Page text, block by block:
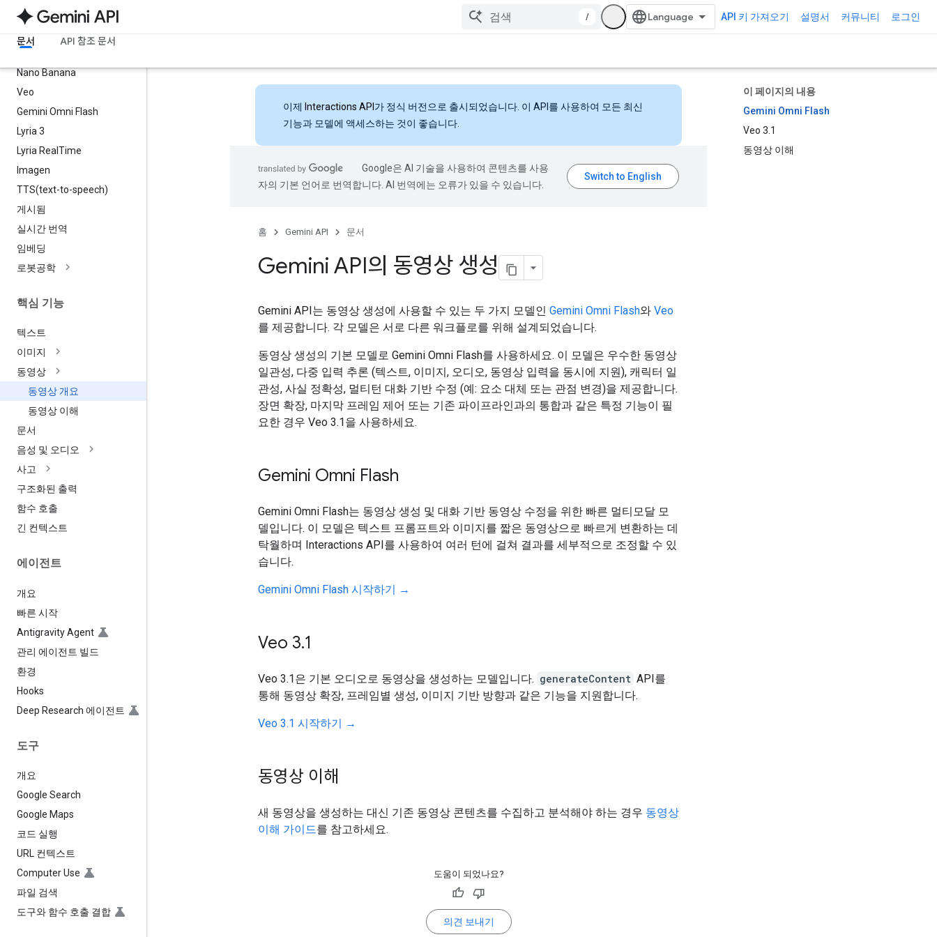
/ API 키 가져오기 설명서 커뮤니티 로그인
문서 API 참조 문서
Nano Banana
Veo
Gemini Omni Flash
Lyria 3
Lyria Real Time
Imagen
TTS(text-to-speech)
게시됨
실시간 번역
임베딩
로봇공학
핵심 기능
텍스트
이미지
동영상
동영상 개요
동영상 이해
문서
음성 및 오디오
사고
구조화된 출력
함수 호출
긴 컨텍스트
에이전트
개요
빠른 시작
Antigravity Agent
관리 에이전트 빌드
환경
Hooks
Deep Research 에이전트
도구
개요
Google Search
Google Maps
코드 실행
URL 컨텍스트
Computer Use
파일 검색
도구와 함수 호출 결합
이 페이지의 내용
Gemini Omni Flash
Veo 3.1
동영상 이해
이제 Interactions API 가 정식 버전으로 출시되었습니다. 이 API를 사용하여 모든 최신
기능과 모델에 액세스하는 것이 좋습니다.
Google은 AI 기술을 사용하여 콘텐츠를 사용
자의 기본 언어로 번역합니다. AI 번역에는 오류가 있을 수 있습니다.
홈 Gemini API 문서
Gemini API의 동영상 생성
Gemini API는 동영상 생성에 사용할 수 있는 두 가지 모델인 Gemini Omni Flash와 Veo
를 제공합니다. 각 모델은 서로 다른 워크플로를 위해 설계되었습니다.
동영상 생성의 기본 모델로 Gemini Omni Flash를 사용하세요. 이 모델은 우수한 동영상
일관성, 다중 입력 추론 (텍스트, 이미지, 오디오, 동영상 입력을 동시에 지원), 캐릭터 일
관성, 사실 정확성, 멀티턴 대화 기반 수정 (예: 요소 대체 또는 관점 변경)을 제공합니다.
장면 확장, 마지막 프레임 제어 또는 기존 파이프라인과의 통합과 같은 특정 기능이 필
요한 경우 Veo 3.1을 사용하세요.
Gemini Omni Flash
Gemini Omni Flash는 동영상 생성 및 대화 기반 동영상 수정을 위한 빠른 멀티모달 모
델입니다. 이 모델은 텍스트 프롬프트와 이미지를 짧은 동영상으로 빠르게 변환하는 데
탁월하며 Interactions API를 사용하여 여러 턴에 걸쳐 결과를 세부적으로 조정할 수 있
습니다.
Gemini Omni Flash 시작하기 →
Veo 3.1
Veo 3.1은 기본 오디오로 동영상을 생성하는 모델입니다. generateContent API를
통해 동영상 확장, 프레임별 생성, 이미지 기반 방향과 같은 기능을 지원합니다.
Veo 3.1 시작하기 →
동영상 이해
새 동영상을 생성하는 대신 기존 동영상 콘텐츠를 수집하고 분석해야 하는 경우 동영상
이해 가이드를 참고하세요.
도움이 되었나요?
의견 보내기